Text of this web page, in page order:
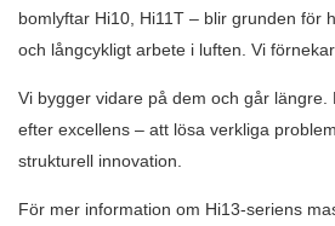
bomlyftar Hi10, Hi11T – blir grunden för
och långcykligt arbete i luften. Vi
Vi bygger vidare på dem och går längre.
efter excellens – att lösa verkliga
strukturell innovation.
För mer information om Hi13-seriens